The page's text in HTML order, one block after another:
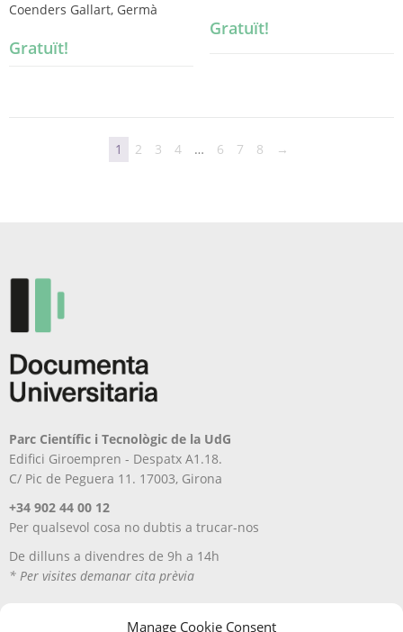
Manage Cookie Consent
Coenders Gallart, Germà
Gratuït!
Gratuït!
1 2 3 4 … 6 7 8 →
Parc Científic i Tecnològic de la UdG
Edifici Giroempren - Despatx A1.18.
C/ Pic de Peguera 11. 17003, Girona
+34 902 44 00 12
Per qualsevol cosa no dubtis a trucar-nos
De dilluns a divendres de 9h a 14h
* Per visites demanar cita prèvia